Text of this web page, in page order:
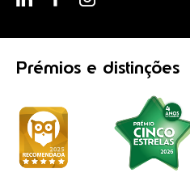
Prémios e distinções